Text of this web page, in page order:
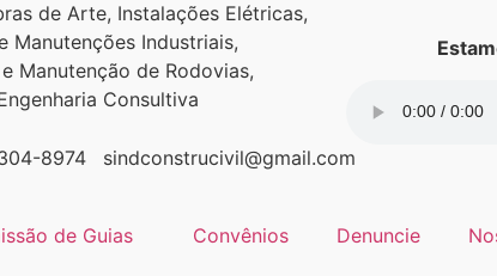
de Arte, Instalações Elétricas,
Manutenções Industriais,
Manutenção de Rodovias,
Consultiva
8974 sindconstrucivil@gmail.com
de Guias Convênios Denuncie